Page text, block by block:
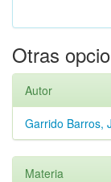
Otras
Autor
Garrido Barros,
Materia